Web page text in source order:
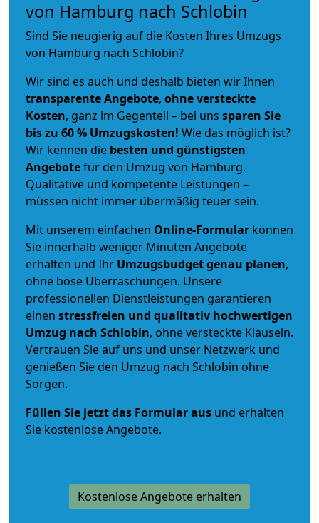
von Hamburg nach Schlobin
Sind Sie neugierig auf die Kosten Ihres Umzugs
von Hamburg nach Schlobin?
Wir sind es auch und deshalb bieten wir Ihnen
transparente Angebote, ohne versteckte
Kosten, ganz im Gegenteil – bei uns sparen Sie
bis zu 60 % Umzugskosten! Wie das möglich ist?
Wir kennen die besten und günstigsten
Angebotefür den Umzug von Hamburg.
Qualitative und kompetente Leistungen –
müssen nicht immer übermäßig teuer sein.
Mit unserem einfachen Online-Formular können
Sie innerhalb weniger Minuten Angebote
erhalten und Ihr Umzugsbudgetgenau planen,
ohne böse Überraschungen. Unsere
professionellen Dienstleistungen garantieren
einen stressfreien und qualitativ hochwertigen
Umzug nach Schlobin, ohne versteckte Klauseln.
Vertrauen Sie auf uns und unser Netzwerk und
genießen Sie den Umzug nach Schlobin ohne
Sorgen.
Füllen Sie jetzt das Formular aus und erhalten
Sie kostenlose Angebote.
Kostenlose Angebote erhalten